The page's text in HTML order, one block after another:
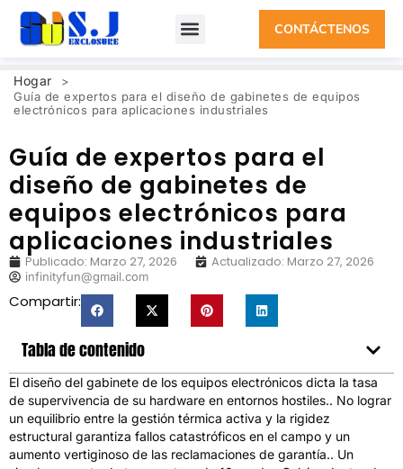
CONTÁCTENOS
Hogar
>
Guía de expertos para el diseño de gabinetes de equipos
electrónicos para aplicaciones industriales
Guía de expertos para el
diseño de gabinetes de
equipos electrónicos para
aplicaciones industriales
Publicado: Marzo 27, 2026 Actualizado: Marzo 27, 2026
infinityfun@gmail.com
Compartir:
Tabla de contenido
El diseño del gabinete de los equipos electrónicos dicta la tasa
de supervivencia de su hardware en entornos hostiles.. No lograr
un equilibrio entre la gestión térmica activa y la rigidez
estructural garantiza fallos catastróficos en el campo y un
aumento vertiginoso de las reclamaciones de garantía.. Un